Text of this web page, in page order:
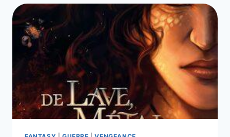
–
JOE
ABERCROMBIE